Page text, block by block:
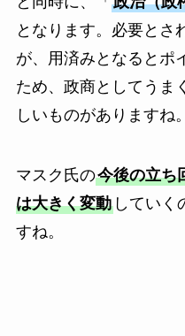
となります。必要とさ
が、用済みとなるとポ
ため、政商としてうま
しいものがありますね。
マスク氏の今後の立ち
は大きく変動していく
すね。